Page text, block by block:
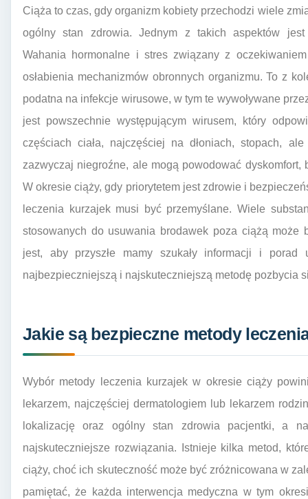
Ciąża to czas, gdy organizm kobiety przechodzi wiele
ogólny stan zdrowia. Jednym z takich aspektów jest
Wahania hormonalne i stres związany z
osłabienia mechanizmów obronnych organizmu. To z
podatna na infekcje wirusowe, w tym te wywoływane
jest powszechnie występującym wirusem, który
częściach ciała, najczęściej na dłoniach, stopach,
zazwyczaj niegroźne, ale mogą powodować dyskomfort,
W okresie ciąży, gdy priorytetem jest zdrowie i
leczenia kurzajek musi być przemyślane. Wiele
stosowanych do usuwania brodawek poza ciążą może
jest, aby przyszłe mamy szukały informacji i
najbezpieczniejszą i najskuteczniejszą metodę pozbycia
Jakie są bezpieczne metody
Wybór metody leczenia kurzajek w okresie ciąży
lekarzem, najczęściej dermatologiem lub lekarzem
lokalizację oraz ogólny stan zdrowia pacjentki, a
najskuteczniejsze rozwiązania. Istnieje kilka metod,
ciąży, choć ich skuteczność może być zróżnicowana w
pamiętać, że każda interwencja medyczna w tym